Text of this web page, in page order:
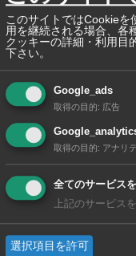
ンス、店舗システム、
タインホア市とチエウ
インホア工業団地」を
ルとする。
同社はベトナムで、ハ
を運営している。
このサイトではCookieを
用を継続される場合、各
クッキーの詳細・利用目
下さい。
Google_ads
取得の目的: 広告
取得の目的: アナリ
全てのサービス
上記のサービス
選択項目を許可